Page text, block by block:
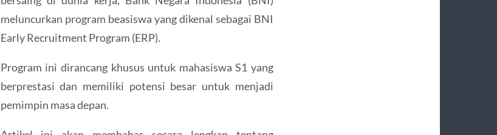
meluncurkan program beasiswa yang dikenal sebagai BNI
Early Recruitment Program (ERP).
Program ini dirancang khusus untuk mahasiswa S1 yang
berprestasi dan memiliki potensi besar untuk menjadi
pemimpin masa depan.